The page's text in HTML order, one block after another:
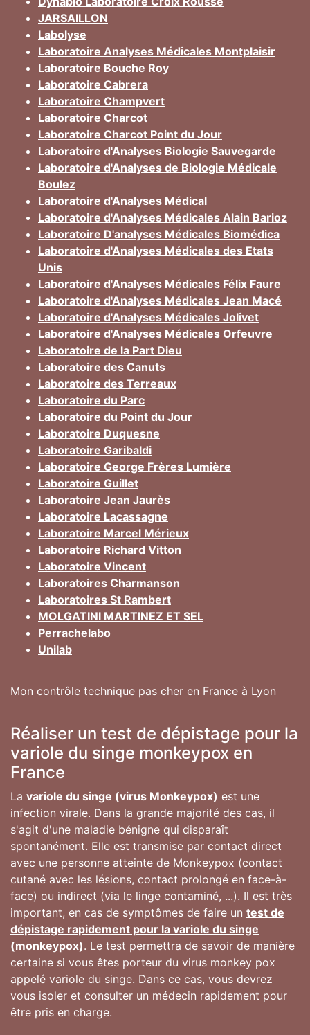
JARSAILLON
Labolyse
Laboratoire Analyses Médicales Montplaisir
Laboratoire Bouche Roy
Laboratoire Cabrera
Laboratoire Champvert
Laboratoire Charcot
Laboratoire Charcot Point du Jour
Laboratoire d'Analyses Biologie Sauvegarde
Laboratoire d'Analyses de Biologie Médicale
Boulez
Laboratoire d'Analyses Médical
Laboratoire d'Analyses Médicales Alain Barioz
Laboratoire D'analyses Médicales Biomédica
Laboratoire d'Analyses Médicales des Etats
Unis
Laboratoire d'Analyses Médicales Félix Faure
Laboratoire d'Analyses Médicales Jean Macé
Laboratoire d'Analyses Médicales Jolivet
Laboratoire d'Analyses Médicales Orfeuvre
Laboratoire de la Part Dieu
Laboratoire des Canuts
Laboratoire des Terreaux
Laboratoire du Parc
Laboratoire du Point du Jour
Laboratoire Duquesne
Laboratoire Garibaldi
Laboratoire George Frères Lumière
Laboratoire Guillet
Laboratoire Jean Jaurès
Laboratoire Lacassagne
Laboratoire Marcel Mérieux
Laboratoire Richard Vitton
Laboratoire Vincent
Laboratoires Charmanson
Laboratoires St Rambert
MOLGATINI MARTINEZ ET SEL
Perrachelabo
Unilab
Mon contrôle technique pas cher en France à Lyon
Réaliser un test de dépistage pour la
variole du singe monkeypox en
France
La variole du singe (virus Monkeypox) est une
infection virale. Dans la grande majorité des cas, il
s'agit d'une maladie bénigne qui disparaît
spontanément. Elle est transmise par contact direct
avec une personne atteinte de Monkeypox (contact
cutané avec les lésions, contact prolongé en face-à-
face) ou indirect (via le linge contaminé, ...). Il est très
important, en cas de symptômes de faire un test de
dépistage rapidement pour la variole du singe
(monkeypox). Le test permettra de savoir de manière
certaine si vous êtes porteur du virus monkey pox
appelé variole du singe. Dans ce cas, vous devrez
vous isoler et consulter un médecin rapidement pour
être pris en charge.